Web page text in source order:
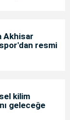
Akhisar
resmi
kilim
geleceğe